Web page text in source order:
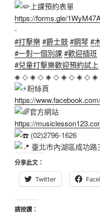
上課預約表單
https://forms.gle/
‐
#打擊樂#爵士鼓#鋼琴#
#一對一個別課#歡迎插班
#兒童打擊樂歡迎預約試上
◈ ◇ ◈ ◇ ◈ ◇ ◈ ◇ ◈ ◇ ◈
粉絲頁
https://
官方網站
https://
(02)2796-1626
臺北市內湖區成功路
分享此文：
Twitter
請按讚：